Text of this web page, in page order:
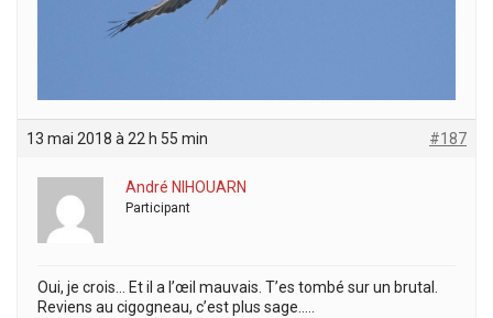
13 mai 2018 à 22 h 55 min #187
André NIHOUARN
Participant
Oui, je crois… Et il a l’œil mauvais. T’es tombé sur un brutal.
Reviens au cigogneau, c’est plus sage…..